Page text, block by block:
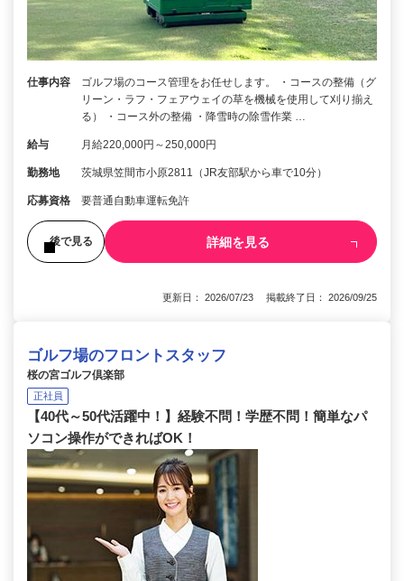
仕事内容
ゴルフ場のコース管理をお任せします。 ・コースの整備（グ
リーン・ラフ・フェアウェイの草を機械を使用して刈り揃え
る） ・コース外の整備 ・降雪時の除雪作業 …
給与 月給220,000円～250,000円
勤務地 茨城県笠間市小原2811（JR友部駅から車で10分）
応募資格 要普通自動車運転免許
後で見る 詳細を見る
更新日： 2026/07/23 掲載終了日： 2026/09/25
ゴルフ場のフロントスタッフ
桜の宮ゴルフ倶楽部
正社員
【40代～50代活躍中！】経験不問！学歴不問！簡単なパ
ソコン操作ができればOK！